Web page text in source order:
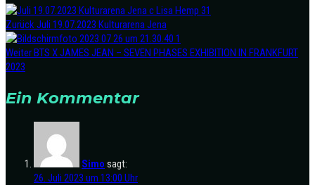
ZurückJuli 19.07.2023 Kulturarena Jena
Weiter BTS X JAMES JEAN – SEVEN PHASES EXHIBITION IN FRANKFURT
2023
Ein Kommentar
Simo sagt:
26. Juli 2023 um 13:00 Uhr